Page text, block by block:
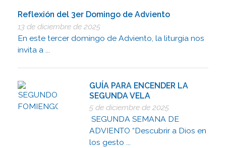
Reflexión del 3er Domingo de Adviento
13 de diciembre de 2025
En este tercer domingo de Adviento, la liturgia nos
invita a ...
GUÍA PARA ENCENDER LA
SEGUNDA VELA
5 de diciembre de 2025
SEGUNDA SEMANA DE
ADVIENTO “Descubrir a Dios en
los gesto ...